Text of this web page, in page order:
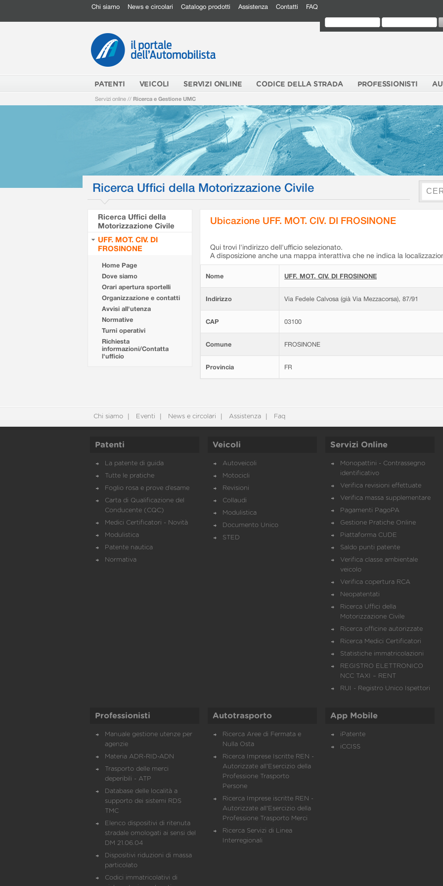
Chi siamo News e circolari Catalogo prodotti Assistenza Contatti FAQ
PATENTI VEICOLI SERVIZI ONLINE CODICE DELLA STRADA PROFESSIONISTI
Servizi online // Ricerca e Gestione UMC
Ricerca Uffici della Motorizzazione Civile
Ricerca Uffici della
Motorizzazione Civile
UFF. MOT. CIV. DI
FROSINONE
Home Page
Dove siamo
Orari apertura sportelli
Organizzazione e contatti
Avvisi all'utenza
Normative
Turni operativi
Richiesta
informazioni/Contatta
l'ufficio
Ubicazione UFF. MOT. CIV. DI FROSINONE
Qui trovi l'indirizzo dell'ufficio selezionato.
A disposizione anche una mappa interattiva che ne indica la
Nome UFF. MOT. CIV. DI FROSINONE
Indirizzo Via Fedele Calvosa (già Via Mezzacorsa), 87/91
CAP 03100
Comune FROSINONE
Provincia FR
Chi siamo Eventi News e circolari Assistenza Faq
Patenti
La patente di guida
Tutte le pratiche
Foglio rosa e prove d’esame
Carta di Qualificazione del
Conducente (CQC)
Medici Certificatori - Novità
Modulistica
Patente nautica
Normativa
Veicoli
Autoveicoli
Motocicli
Revisioni
Collaudi
Modulistica
Documento Unico
STED
Servizi Online
Monopattini - Contrassegno
identificativo
Verifica revisioni effettuate
Verifica massa supplementare
Pagamenti PagoPA
Gestione Pratiche Online
Piattaforma CUDE
Saldo punti patente
Verifica classe ambientale
veicolo
Verifica copertura RCA
Neopatentati
Ricerca Uffici della
Motorizzazione Civile
Ricerca officine autorizzate
Ricerca Medici Certificatori
Statistiche immatricolazioni
REGISTRO ELETTRONICO
NCC TAXI – RENT
RUI - Registro Unico Ispettori
Professionisti
Manuale gestione utenze per
agenzie
Materia ADR-RID-ADN
Trasporto delle merci
deperibili - ATP
Database delle località a
supporto dei sistemi RDS
TMC
Elenco dispositivi di ritenuta
stradale omologati ai sensi del
DM 21.06.04
Dispositivi riduzioni di massa
particolato
Codici immatricolativi di
Autotrasporto
Ricerca Aree di Fermata e
Nulla Osta
Ricerca Imprese Iscritte REN -
Autorizzate all'Esercizio della
Professione Trasporto
Persone
Ricerca Imprese iscritte REN -
Autorizzate all'Esercizio della
Professione Trasporto Merci
Ricerca Servizi di Linea
Interregionali
App Mobile
iPatente
iCCISS